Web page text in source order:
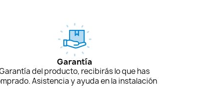
Garantía
del producto, recibirás lo que has
Asistencia y ayuda en la instalación